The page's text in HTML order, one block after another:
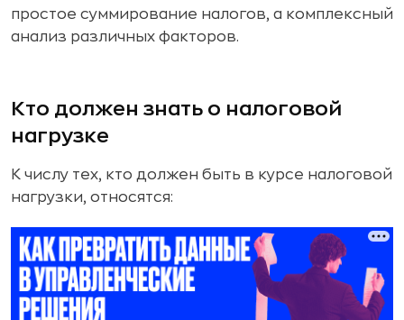
простое суммирование налогов, а комплексный
анализ различных факторов.
Кто должен знать о налоговой
нагрузке
К числу тех, кто должен быть в курсе налоговой
нагрузки, относятся: